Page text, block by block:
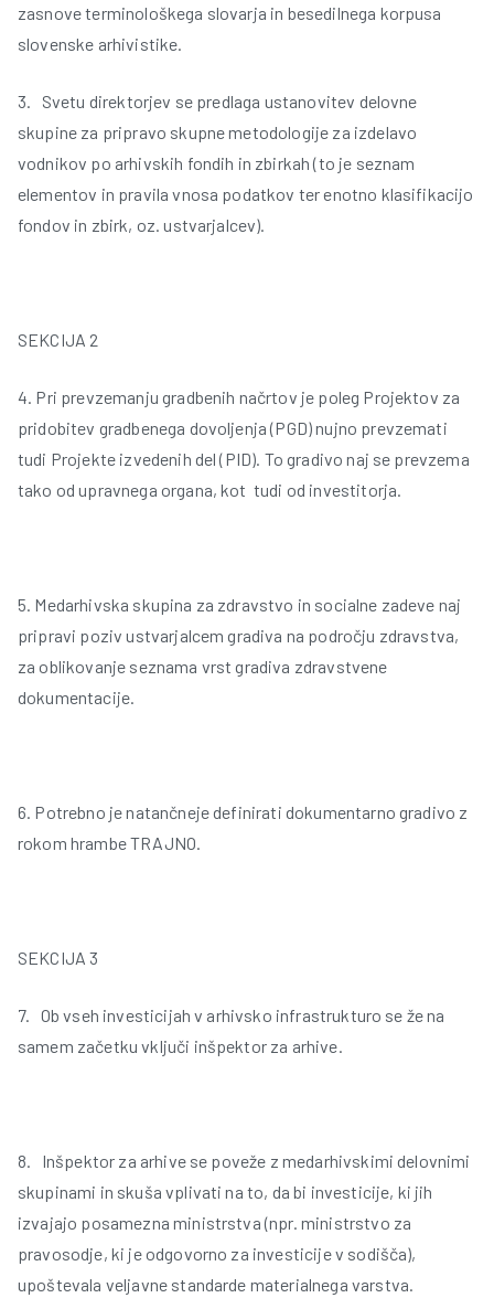
zasnove terminološkega slovarja in besedilnega korpusa
slovenske arhivistike.
3. Svetu direktorjev se predlaga ustanovitev delovne
skupine za pripravo skupne metodologije za izdelavo
vodnikov po arhivskih fondih in zbirkah (to je seznam
elementov in pravila vnosa podatkov ter enotno klasifikacijo
fondov in zbirk, oz. ustvarjalcev).
SEKCIJA 2
4. Pri prevzemanju gradbenih načrtov je poleg Projektov za
pridobitev gradbenega dovoljenja (PGD) nujno prevzemati
tudi Projekte izvedenih del (PID). To gradivo naj se prevzema
tako od upravnega organa, kot tudi od investitorja.
5. Medarhivska skupina za zdravstvo in socialne zadeve naj
pripravi poziv ustvarjalcem gradiva na področju zdravstva,
za oblikovanje seznama vrst gradiva zdravstvene
dokumentacije.
6. Potrebno je natančneje definirati dokumentarno gradivo z
rokom hrambe TRAJNO.
SEKCIJA 3
7. Ob vseh investicijah v arhivsko infrastrukturo se že na
samem začetku vključi inšpektor za arhive.
8. Inšpektor za arhive se poveže z medarhivskimi delovnimi
skupinami in skuša vplivati na to, da bi investicije, ki jih
izvajajo posamezna ministrstva (npr. ministrstvo za
pravosodje, ki je odgovorno za investicije v sodišča),
upoštevala veljavne standarde materialnega varstva.